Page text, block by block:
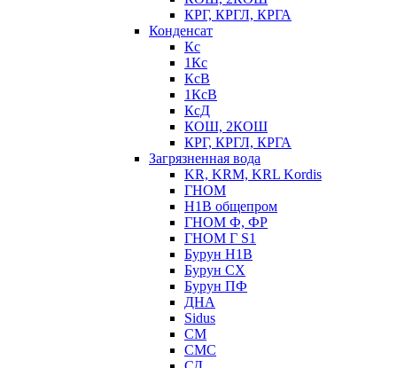
КРГ, КРГЛ, КРГА
Конденсат
Кс
1Кс
КсВ
1КсВ
КсД
КОШ, 2КОШ
КРГ, КРГЛ, КРГА
Загрязненная вода
KR, KRM, KRL Kordis
ГНОМ
Н1В общепром
ГНОМ Ф, ФР
ГНОМ Г S1
Бурун Н1В
Бурун СХ
Бурун ПФ
ДНА
Sidus
СМ
СМС